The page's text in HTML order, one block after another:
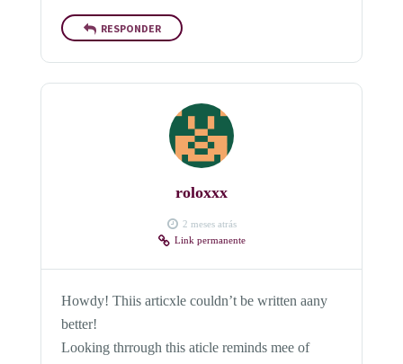
RESPONDER
roloxxx
2 meses atrás
Link permanente
Howdy! Thiis articxle couldn’t be written aany
better!
Looking thrrough this aticle reminds mee of